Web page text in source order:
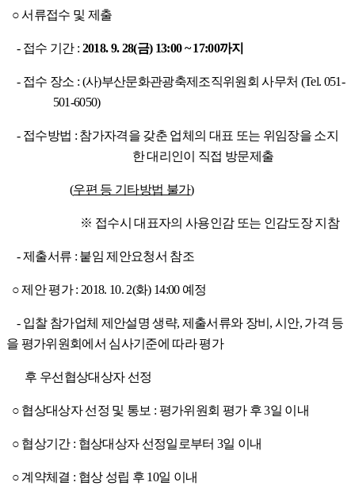
○서류접수 및 제출
- 접수 기간 : 2018. 9. 28(금) 13:00 ~ 17:00까지
- 접수 장소 : (사)부산문화관광축제조직위원회 사무처 (Tel. 051-
501-6050)
- 접수방법 : 참가자격을 갖춘 업체의 대표 또는 위임장을 소지
한대리인이 직접 방문제출
(우편 등 기타방법 불가)
※ 접수시 대표자의 사용인감 또는 인감도장 지참
-제출서류 : 붙임 제안요청서 참조
○제안 평가: 2018. 10. 2(화) 14:00 예정
- 입찰 참가업체 제안설명 생략, 제출서류와 장비 ,시안, 가격 등
을 평가위원회에서 심사기준에 따라 평가
후 우선협상대상자 선정
○ 협상대상자 선정 및 통보 : 평가위원회 평가 후3일 이내
○ 협상기간 : 협상대상자 선정일로부터3일 이내
○계약체결 : 협상 성립 후 10일 이내